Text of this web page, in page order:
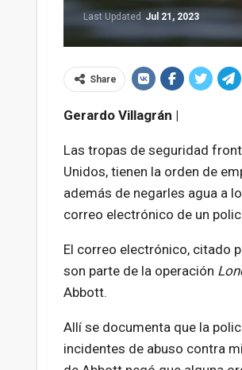
Last Updated Jul 21, 2023
Share
Gerardo Villagrán |
Las tropas de seguridad
Unidos, tienen la orden de
además de negarles agua a
correo electrónico de un
El correo electrónico, citado
son parte de la operación
Abbott.
Allí se documenta que la
incidentes de abuso contra